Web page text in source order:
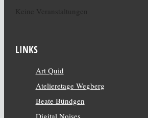
LINKS
Art Quid
Atelieretage Wegberg
Beate Bündgen
Digital Noises